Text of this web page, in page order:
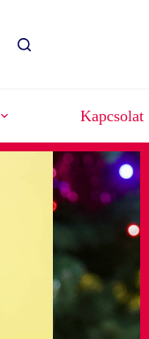
Kapcsolat